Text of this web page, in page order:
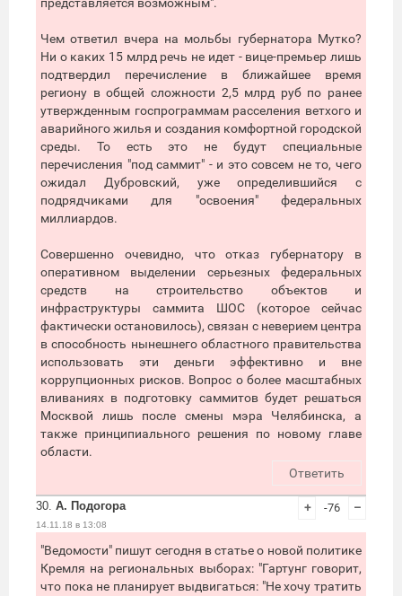
представляется возможным".
Чем ответил вчера на мольбы губернатора Мутко?
Ни о каких 15 млрд речь не идет - вице-премьер лишь
подтвердил перечисление в ближайшее время
региону в общей сложности 2,5 млрд руб по ранее
утвержденным госпрограммам расселения ветхого и
аварийного жилья и создания комфортной городской
среды. То есть это не будут специальные
перечисления "под саммит" - и это совсем не то, чего
ожидал Дубровский, уже определившийся с
подрядчиками для "освоения" федеральных
миллиардов.
Совершенно очевидно, что отказ губернатору в
оперативном выделении серьезных федеральных
средств на строительство объектов и
инфраструктуры саммита ШОС (которое сейчас
фактически остановилось), связан с неверием центра
в способность нынешнего областного правительства
использовать эти деньги эффективно и вне
коррупционных рисков. Вопрос о более масштабных
вливаниях в подготовку саммитов будет решаться
Москвой лишь после смены мэра Челябинска, а
также принципиального решения по новому главе
области.
Ответить
30. А. Подогора
14.11.18 в 13:08
+ -76 –
"Ведомости" пишут сегодня в статье о новой политике
Кремля на региональных выборах: "Гартунг говорит,
что пока не планирует выдвигаться: "Не хочу тратить